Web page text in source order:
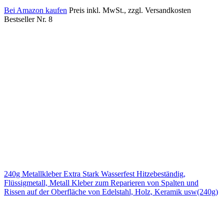
Bei Amazon kaufen Preis inkl. MwSt., zzgl. Versandkosten
Bestseller Nr. 8
240g Metallkleber Extra Stark Wasserfest Hitzebeständig,
Flüssigmetall, Metall Kleber zum Reparieren von Spalten und
Rissen auf der Oberfläche von Edelstahl, Holz, Keramik usw(240g)